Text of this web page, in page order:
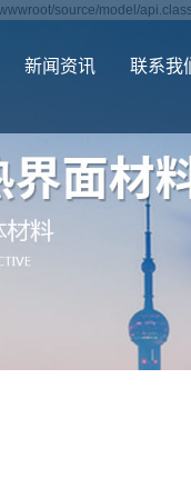
source/model/
新闻资讯 联系我